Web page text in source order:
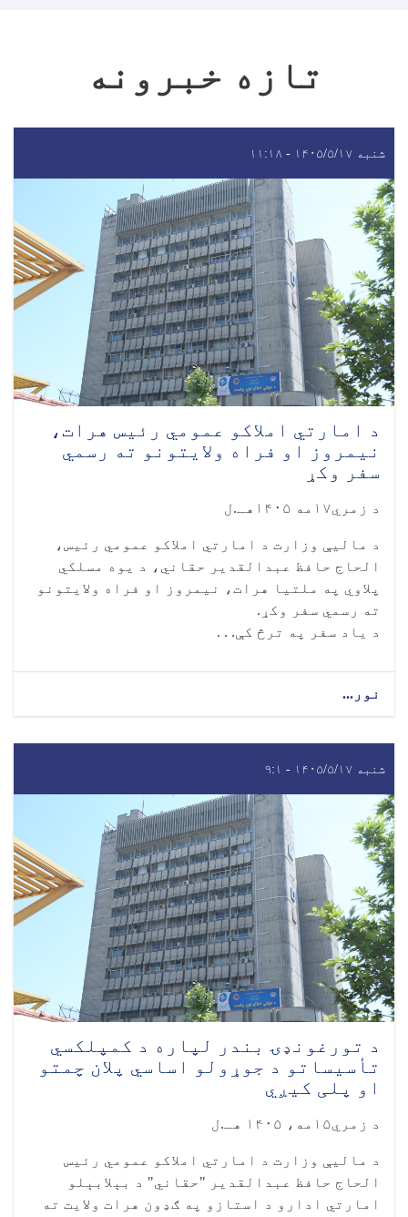
تازه خبرونه
شنبه ۱۴۰۵/۵/۱۷ - ۱۱:۱۸
د امارتي املاکو عمومي رئیس هرات،
نیمروز او فراه ولایتونو ته رسمي
سفر وکړ
د زمري۱۷مه ۱۴۰۵هـ.ل
د مالیې وزارت د امارتي املاکو عمومي رئیس،
الحاج حافظ عبدالقدیر حقاني، د یوه مسلکي
پلاوي په ملتیا هرات، نیمروز او فراه ولایتونو
ته رسمي سفر وکړ.
د یاد سفر په ترڅ کې. . .
نور...
شنبه ۱۴۰۵/۵/۱۷ - ۹:۱
د تورغونډۍ بندر لپاره د کمپلکسي
تأسیساتو د جوړولو اساسي پلان چمتو
او پلی کیږي
د زمري۱۵مه، ۱۴۰۵ هـ.ل
د مالیې وزارت د امارتي املاکو عمومي رئیس
الحاج حافظ عبدالقدیر "حقاني" د بېلابېلو
امارتي ادارو د استازو په ګډون هرات ولایت ته